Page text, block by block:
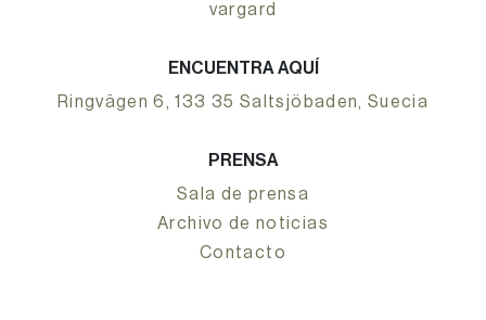
vargard
ENCUENTRA AQUÍ
Ringvägen 6, 133 35 Saltsjöbaden, Suecia
PRENSA
Sala de prensa
Archivo de noticias
Contacto